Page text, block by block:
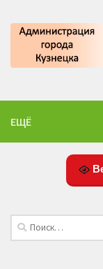
ЕЩЁ
Найти: